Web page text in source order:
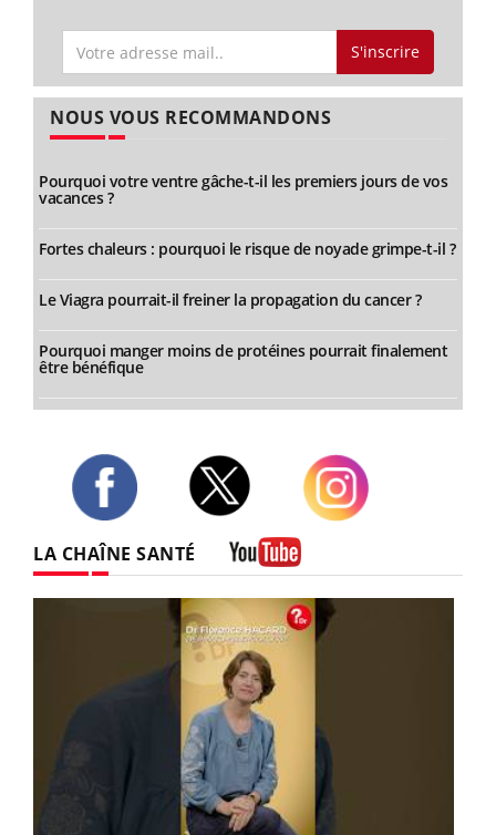
S'inscrire
NOUS VOUS RECOMMANDONS
Pourquoi votre ventre gâche-t-il les premiers jours de vos
vacances ?
Fortes chaleurs : pourquoi le risque de noyade grimpe-t-il ?
Le Viagra pourrait-il freiner la propagation du cancer ?
Pourquoi manger moins de protéines pourrait finalement
être bénéfique
LA CHAÎNE SANTÉ